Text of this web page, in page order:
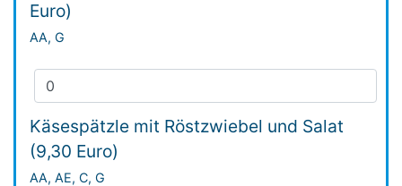
Euro)
AA, G
Käsespätzle mit Röstzwiebel und Salat
(9,30 Euro)
AA, AE, C, G